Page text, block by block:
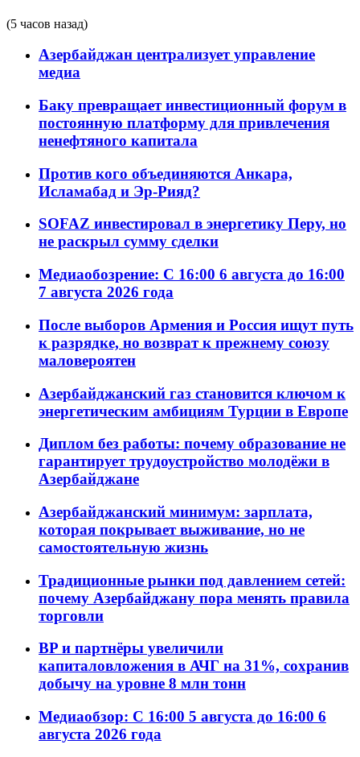
(5 часов назад)
Азербайджан централизует управление
медиа
Баку превращает инвестиционный форум в
постоянную платформу для привлечения
ненефтяного капитала
Против кого объединяются Анкара,
Исламабад и Эр-Рияд?
SOFAZ инвестировал в энергетику Перу, но
не раскрыл сумму сделки
Медиаобозрение: С 16:00 6 августа до 16:00
7 августа 2026 года
После выборов Армения и Россия ищут путь
к разрядке, но возврат к прежнему союзу
маловероятен
Азербайджанский газ становится ключом к
энергетическим амбициям Турции в Европе
Диплом без работы: почему образование не
гарантирует трудоустройство молодёжи в
Азербайджане
Азербайджанский минимум: зарплата,
которая покрывает выживание, но не
самостоятельную жизнь
Традиционные рынки под давлением сетей:
почему Азербайджану пора менять правила
торговли
BP и партнёры увеличили
капиталовложения в АЧГ на 31%, сохранив
добычу на уровне 8 млн тонн
Медиаобзор: С 16:00 5 августа до 16:00 6
августа 2026 года